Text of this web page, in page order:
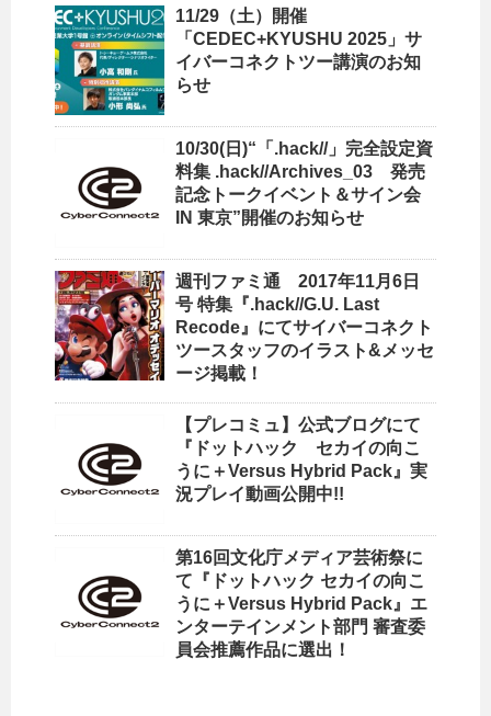
11/29（土）開催
「CEDEC+KYUSHU 2025」サ
イバーコネクトツー講演のお知
らせ
10/30(日)“「.hack//」完全設定資
料集 .hack//Archives_03 発売
記念トークイベント＆サイン会
IN 東京”開催のお知らせ
週刊ファミ通 2017年11月6日
号 特集『.hack//G.U. Last
Recode』にてサイバーコネクト
ツースタッフのイラスト&メッセ
ージ掲載！
【プレコミュ】公式ブログにて
『ドットハック セカイの向こ
うに＋Versus Hybrid Pack』実
況プレイ動画公開中!!
第16回文化庁メディア芸術祭に
て『ドットハック セカイの向こ
うに＋Versus Hybrid Pack』エ
ンターテインメント部門 審査委
員会推薦作品に選出！